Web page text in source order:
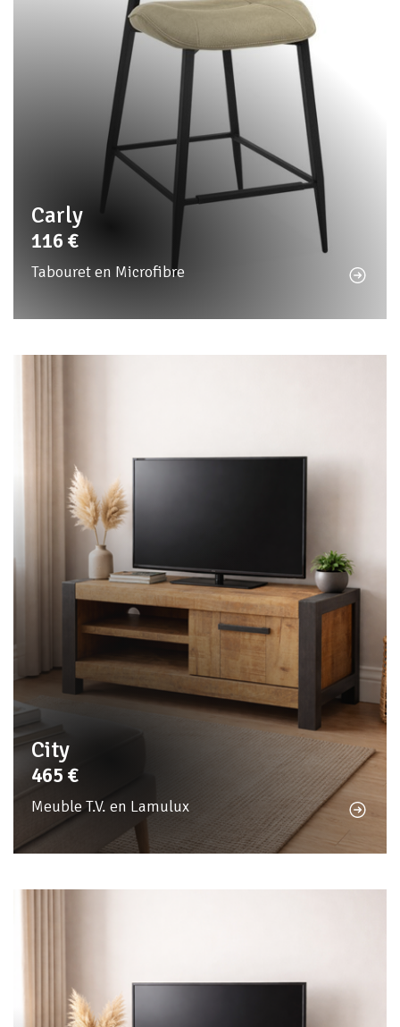
Carly
116 €
Tabouret en Microfibre
City
465 €
Meuble T.V. en Lamulux